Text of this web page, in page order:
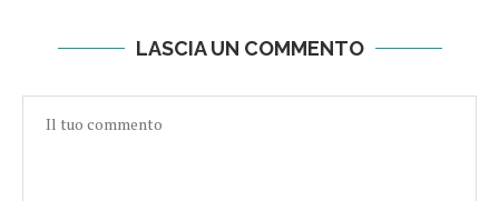
LASCIA UN COMMENTO